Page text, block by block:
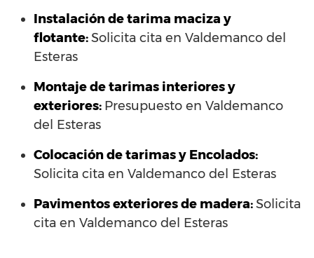
Instalación de tarima maciza y
flotante:Solicita cita en Valdemanco del
Esteras
Montaje de tarimas interiores y
exteriores: Presupuesto en Valdemanco
del Esteras
Colocación de tarimas y Encolados:
Solicita cita en Valdemanco del Esteras
Pavimentos exteriores de madera:Solicita
cita en Valdemanco del Esteras